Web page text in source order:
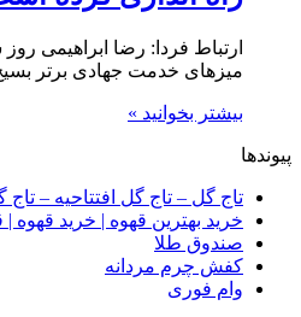
ارتباط فردا: رضا ابراهیمی
میزهای خدمت جهادی برتر بسیج افزود:
بیشتر بخوانید »
پیوندها
تاج گل – تاج گل افتتاحیه – تاج
خرید بهترین قهوه | خرید قهوه |
صندوق طلا
کفش چرم مردانه
وام فوری